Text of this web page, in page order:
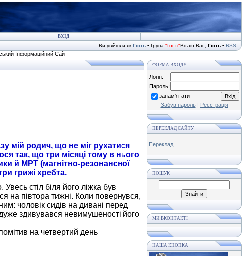
ВХІД
Ви увійшли якГість • Група "Гості"Вітаю Вас, Гість • RSS
Інформаційний Сайт --
мій родич, що не міг рухатися
так, що три місяці тому в нього
й МРТ (магнітно-резонансної
грижі хребта.
стіл біля його ліжка був
на півтора тижні. Коли повернувся,
чоловік сидів на дивані перед
здивувався невимушеності його
на четвертий день
ФОРМА ВХОДУ
Логін:
Пароль:
запам'ятати
Забув пароль| Реєстрація
ПЕРЕКЛАД САЙТУ
Переклад
ПОШУК
МИ ВКОНТАКТІ
НАША КНОПКА